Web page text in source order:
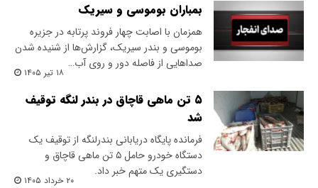
بمباران بوموسی و سیریک
همزمان با اصابت چهار فروند پرتابه در جزیره
بوموسی و بندر سیریک، گزارش‌ها از شنیده شدن
صداهایی از فاصله دور و روی آب…
۱۸ تیر ۱۴۰۵
۵ تن ماهی قاچاق در بندر لنگه توقیف
شد
فرمانده پایگاه دریابانی بندرلنگه از توقیف یک
دستگاه خودرو حامل ۵ تن ماهی قاچاق و
دستگیری یک متهم خبر داد.
۲۰ خرداد ۱۴۰۵